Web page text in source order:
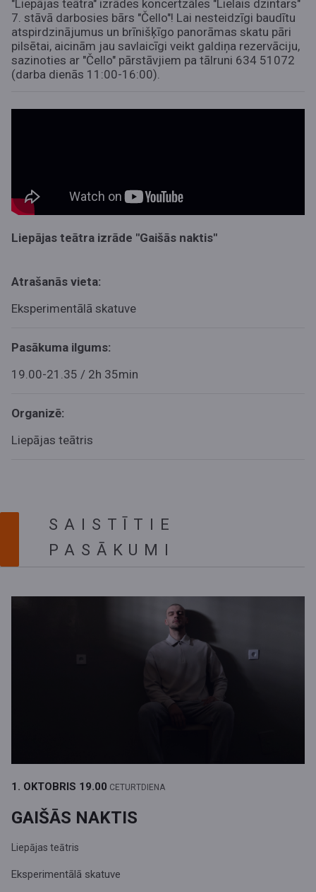
"Liepājas teātra" izrādes koncertzāles "Lielais dzintars"
7. stāvā darbosies bārs "Čello"! Lai nesteidzīgi baudītu
atspirdzinājumus un brīnišķīgo panorāmas skatu pāri
pilsētai, aicinām jau savlaicīgi veikt galdiņa rezervāciju,
sazinoties ar "Čello" pārstāvjiem pa tālruni 634 51072
(darba dienās 11:00-16:00).
Liepājas teātra izrāde "Gaišās naktis"
Atrašanās vieta:
Eksperimentālā skatuve
Pasākuma ilgums:
19.00-21.35 / 2h 35min
Organizē:
Liepājas teātris
SAISTĪTIE
PASĀKUMI
1. OKTOBRIS 19.00 CETURTDIENA
GAIŠĀS NAKTIS
Liepājas teātris
Eksperimentālā skatuve